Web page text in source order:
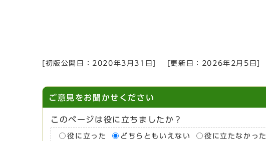
[初版公開日： 2020年3月31日 [更新日： 2026年2月5日
ご意見をお聞かせください
このページは役に立ちましたか？
役に立った どちらともいえない 役に立たなかった